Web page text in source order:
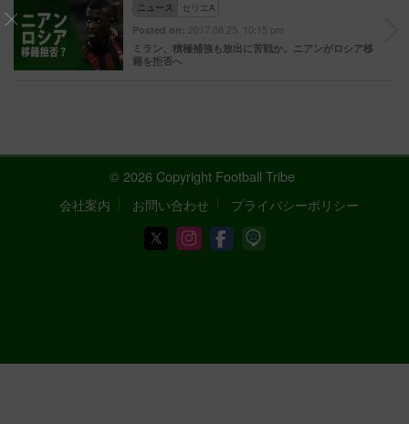
ニュース セリエA
Posted on: 2017.08.25. 10:15 pm
ミラン、積極補強も放出に苦戦か。ニアンがロシア移
籍を拒否へ
© 2026 Copyright Football Tribe
会社案内
お問い合わせ プライバシーポリシー